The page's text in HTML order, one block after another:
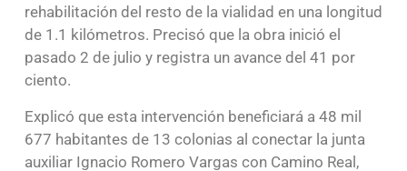
rehabilitación del resto de la vialidad en una longitud
de 1.1 kilómetros. Precisó que la obra inició el
pasado 2 de julio y registra un avance del 41 por
ciento.
Explicó que esta intervención beneficiará a 48 mil
677 habitantes de 13 colonias al conectar la junta
auxiliar Ignacio Romero Vargas con Camino Real,